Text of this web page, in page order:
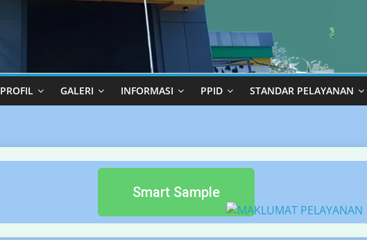
PROFIL GALERI INFORMASI PPID STANDAR PELAYANAN
Smart Sample